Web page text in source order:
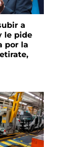
a
le pide
por la